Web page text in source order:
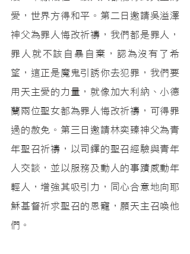
愛，世界方得和平。第二日邀請吳溢澤
神父為罪人悔改祈禱，我們都是罪人，
罪人就不該自暴自棄，認為沒有了希
望，這正是魔鬼引誘你去犯罪，我們要
用天主愛的力量，就像加大利納、小德
蘭兩位聖女都為罪人悔改祈禱，可得罪
過的赦免。第三日邀請林奕臻神父為青
年聖召祈禱，以司鐸的聖召經驗與青年
人交談，並以服務及動人的事蹟感動年
輕人，增強其吸引力，同心合意地向耶
穌基督祈求聖召的恩寵，願天主召喚他
們。